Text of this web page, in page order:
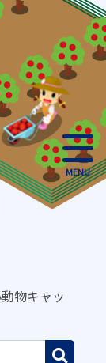
MENU
物キャッ